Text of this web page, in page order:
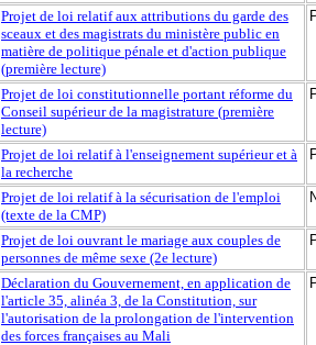
Projet de loi relatif aux attributions du garde des
sceaux et des magistrats du ministère public en
matière de politique pénale et d'action publique
(première lecture)
Projet de loi constitutionnelle portant réforme du
Conseil supérieur de la magistrature (première
lecture)
Projet de loi relatif à l'enseignement supérieur et à
la recherche
Projet de loi relatif à la sécurisation de l'emploi
(texte de la CMP)
Projet de loi ouvrant le mariage aux couples de
personnes de même sexe (2e lecture)
Déclaration du Gouvernement, en application de
l'article 35, alinéa 3, de la Constitution, sur
l'autorisation de la prolongation de l'intervention
des forces françaises au Mali